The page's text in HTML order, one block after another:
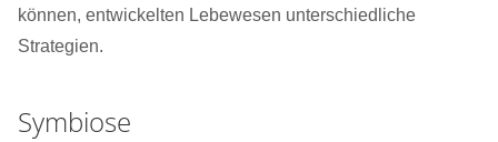
können, entwickelten Lebewesen unterschiedliche
Strategien.
Symbiose